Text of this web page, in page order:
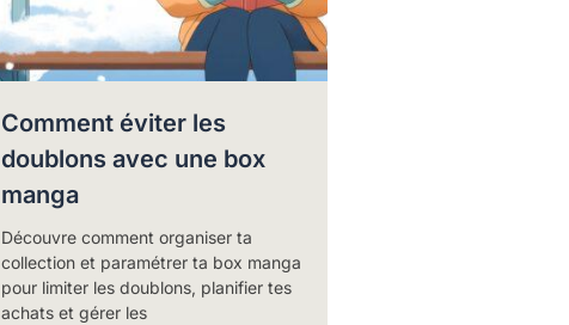
Comment éviter les
doublons avec une box
manga
Découvre comment organiser ta
collection et paramétrer ta box manga
pour limiter les doublons, planifier tes
achats et gérer les